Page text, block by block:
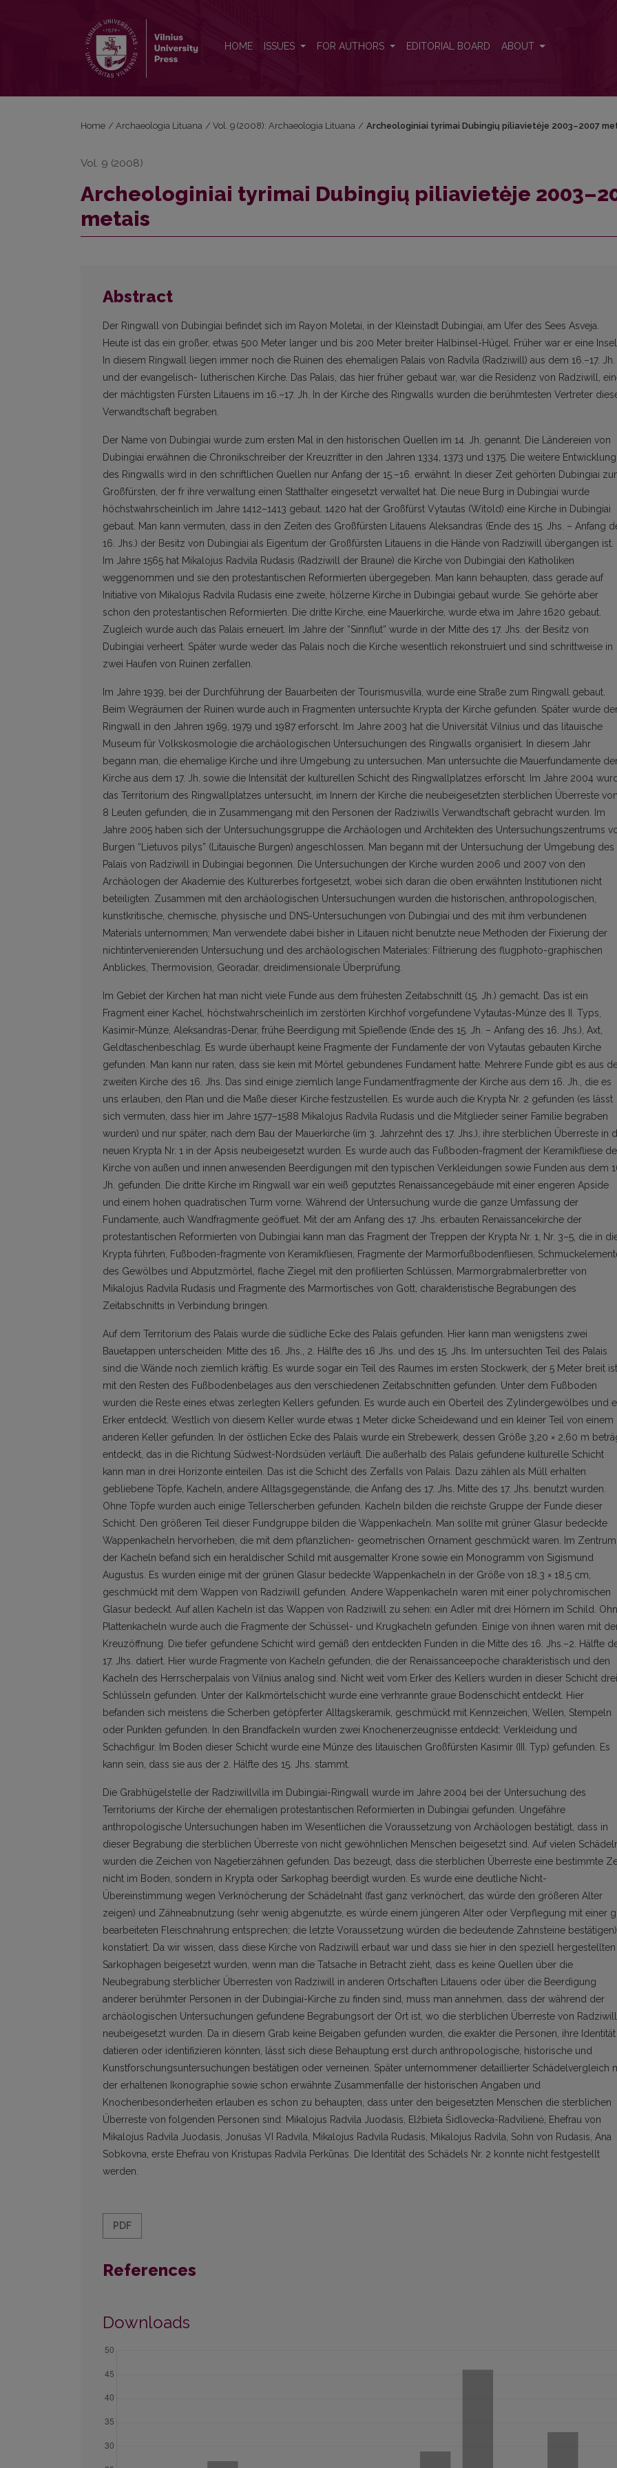
HOME ISSUES FOR AUTHORS EDITORIAL BOARD ABOUT
Home / Archaeologia Lituana / Vol. 9 (2008): Archaeologia Lituana / Archeologiniai tyrimai Dubingių piliavietėje 2003–2007
Vol. 9 (2008)
Archeologiniai tyrimai Dubingių piliavietėje
metais
Abstract
Der Ringwall von Dubingiai befindet sich im Rayon Moletai, in der Kleinstadt Dubingiai, am Ufer des Sees Asveja.
Heute ist das ein großer, etwas 500 Meter langer und bis 200 Meter breiter Halbinsel-Hügel. Früher war er eine
In diesem Ringwall liegen immer noch die Ruinen des ehemaligen Palais von Radvila (Radziwill) aus dem 16.–17. Jh.
und der evangelisch- lutherischen Kirche. Das Palais, das hier früher gebaut war, war die Residenz von Radziwill,
der mächtigsten Fürsten Litauens im 16.–17. Jh. In der Kirche des Ringwalls wurden die berühmtesten Vertreter
Verwandtschaft begraben.
Der Name von Dubingiai wurde zum ersten Mal in den historischen Quellen im 14. Jh. genannt. Die Ländereien von
Dubingiai erwähnen die Chronikschreiber der Kreuzritter in den Jahren 1334, 1373 und 1375. Die weitere Entwicklung
des Ringwalls wird in den schriftlichen Quellen nur Anfang der 15.–16. erwähnt. In dieser Zeit gehörten Dubingiai
Großfürsten, der fr ihre verwaltung einen Statthalter eingesetzt verwaltet hat. Die neue Burg in Dubingiai wurde
höchstwahrscheinlich im Jahre 1412–1413 gebaut. 1420 hat der Großfürst Vytautas (Witold) eine Kirche in Dubingiai
gebaut. Man kann vermuten, dass in den Zeiten des Großfürsten Litauens Aleksandras (Ende des 15. Jhs. – Anfang
16. Jhs.) der Besitz von Dubingiai als Eigentum der Großfürsten Litauens in die Hände von Radziwill übergangen ist.
Im Jahre 1565 hat Mikalojus Radvila Rudasis (Radziwill der Braune) die Kirche von Dubingiai den Katholiken
weggenommen und sie den protestantischen Reformierten übergegeben. Man kann behaupten, dass gerade auf
Initiative von Mikalojus Radvila Rudasis eine zweite, hölzerne Kirche in Dubingiai gebaut wurde. Sie gehörte aber
schon den protestantischen Reformierten. Die dritte Kirche, eine Mauerkirche, wurde etwa im Jahre 1620 gebaut.
Zugleich wurde auch das Palais erneuert. Im Jahre der “Sinnflut” wurde in der Mitte des 17. Jhs. der Besitz von
Dubingiai verheert. Später wurde weder das Palais noch die Kirche wesentlich rekonstruiert und sind schrittweise in
zwei Haufen von Ruinen zerfallen.
Im Jahre 1939, bei der Durchführung der Bauarbeiten der Tourismusvilla, wurde eine Straße zum Ringwall gebaut.
Beim Wegräumen der Ruinen wurde auch in Fragmenten untersuchte Krypta der Kirche gefunden. Später wurde
Ringwall in den Jahren 1969, 1979 und 1987 erforscht. Im Jahre 2003 hat die Universität Vilnius und das litauische
Museum für Volkskosmologie die archäologischen Untersuchungen des Ringwalls organisiert. In diesem Jahr
begann man, die ehemalige Kirche und ihre Umgebung zu untersuchen. Man untersuchte die Mauerfundamente
Kirche aus dem 17. Jh. sowie die Intensität der kulturellen Schicht des Ringwallplatzes erforscht. Im Jahre 2004
das Territorium des Ringwallplatzes untersucht, im Innern der Kirche die neubeigesetzten sterblichen Überreste von
8 Leuten gefunden, die in Zusammengang mit den Personen der Radziwills Verwandtschaft gebracht wurden. Im
Jahre 2005 haben sich der Untersuchungsgruppe die Archäologen und Architekten des Untersuchungszentrums
Burgen “Lietuvos pilys” (Litauische Burgen) angeschlossen. Man begann mit der Untersuchung der Umgebung des
Palais von Radziwill in Dubingiai begonnen. Die Untersuchungen der Kirche wurden 2006 und 2007 von den
Archäologen der Akademie des Kulturerbes fortgesetzt, wobei sich daran die oben erwähnten Institutionen nicht
beteiligten. Zusammen mit den archäologischen Untersuchungen wurden die historischen, anthropologischen,
kunstkritische, chemische, physische und DNS-Untersuchungen von Dubingiai und des mit ihm verbundenen
Materials unternommen; Man verwendete dabei bisher in Litauen nicht benutzte neue Methoden der Fixierung der
nichtintervenierenden Untersuchung und des archäologischen Materiales: Filtrierung des flugphoto-graphischen
Anblickes, Thermovision, Georadar, dreidimensionale Überprüfung.
Im Gebiet der Kirchen hat man nicht viele Funde aus dem frühesten Zeitabschnitt (15. Jh.) gemacht. Das ist ein
Fragment einer Kachel, höchstwahrscheinlich im zerstörten Kirchhof vorgefundene Vytautas-Münze des II. Typs,
Kasimir-Münze, Aleksandras-Denar, frühe Beerdigung mit Spießende (Ende des 15. Jh. – Anfang des 16. Jhs.), Axt,
Geldtaschenbeschlag. Es wurde überhaupt keine Fragmente der Fundamente der von Vytautas gebauten Kirche
gefunden. Man kann nur raten, dass sie kein mit Mörtel gebundenes Fundament hatte. Mehrere Funde gibt es aus
zweiten Kirche des 16. Jhs. Das sind einige ziemlich lange Fundamentfragmente der Kirche aus dem 16. Jh., die es
uns erlauben, den Plan und die Maße dieser Kirche festzustellen. Es wurde auch die Krypta Nr. 2 gefunden (es lässt
sich vermuten, dass hier im Jahre 1577–1588 Mikalojus Radvila Rudasis und die Mitglieder seiner Familie begraben
wurden) und nur später, nach dem Bau der Mauerkirche (im 3. Jahrzehnt des 17. Jhs.), ihre sterblichen Überreste in
neuen Krypta Nr. 1 in der Apsis neubeigesetzt wurden. Es wurde auch das Fußboden-fragment der Keramikfliese
Kirche von außen und innen anwesenden Beerdigungen mit den typischen Verkleidungen sowie Funden aus dem
Jh. gefunden. Die dritte Kirche im Ringwall war ein weiß geputztes Renaissancegebäude mit einer engeren Apside
und einem hohen quadratischen Turm vorne. Während der Untersuchung wurde die ganze Umfassung der
Fundamente, auch Wandfragmente geöffuet. Mit der am Anfang des 17. Jhs. erbauten Renaissancekirche der
protestantischen Reformierten von Dubingiai kann man das Fragment der Treppen der Krypta Nr. 1, Nr. 3–5, die in
Krypta führten, Fußboden-fragmente von Keramikfliesen, Fragmente der Marmorfußbodenfliesen,
des Gewölbes und Abputzmörtel, flache Ziegel mit den profilierten Schlüssen, Marmorgrabmalerbretter von
Mikalojus Radvila Rudasis und Fragmente des Marmortisches von Gott, charakteristische Begrabungen des
Zeitabschnitts in Verbindung bringen.
Auf dem Territorium des Palais wurde die südliche Ecke des Palais gefunden. Hier kann man wenigstens zwei
Bauetappen unterscheiden: Mitte des 16. Jhs., 2. Hälfte des 16 Jhs. und des 15. Jhs. Im untersuchten Teil des Palais
sind die Wände noch ziemlich kräftig. Es wurde sogar ein Teil des Raumes im ersten Stockwerk, der 5 Meter breit
mit den Resten des Fußbodenbelages aus den verschiedenen Zeitabschnitten gefunden. Unter dem Fußboden
wurden die Reste eines etwas zerlegten Kellers gefunden. Es wurde auch ein Oberteil des Zylindergewölbes und
Erker entdeckt. Westlich von diesem Keller wurde etwas 1 Meter dicke Scheidewand und ein kleiner Teil von einem
anderen Keller gefunden. In der östlichen Ecke des Palais wurde ein Strebewerk, dessen Größe 3,20 × 2,60 m
entdeckt, das in die Richtung Südwest-Nordsüden verläuft. Die außerhalb des Palais gefundene kulturelle Schicht
kann man in drei Horizonte einteilen. Das ist die Schicht des Zerfalls von Palais. Dazu zählen als Müll erhalten
gebliebene Töpfe, Kacheln, andere Alltagsgegenstände, die Anfang des 17. Jhs. Mitte des 17. Jhs. benutzt wurden.
Ohne Töpfe wurden auch einige Tellerscherben gefunden. Kacheln bilden die reichste Gruppe der Funde dieser
Schicht. Den größeren Teil dieser Fundgruppe bilden die Wappenkacheln. Man sollte mit grüner Glasur bedeckte
Wappenkacheln hervorheben, die mit dem pflanzlichen- geometrischen Ornament geschmückt waren. Im Zentrum
der Kacheln befand sich ein heraldischer Schild mit ausgemalter Krone sowie ein Monogramm von Sigismund
Augustus. Es wurden einige mit der grünen Glasur bedeckte Wappenkacheln in der Größe von 18,3 × 18,5 cm,
geschmückt mit dem Wappen von Radziwill gefunden. Andere Wappenkacheln waren mit einer polychromischen
Glasur bedeckt. Auf allen Kacheln ist das Wappen von Radziwill zu sehen: ein Adler mit drei Hörnern im Schild.
Plattenkacheln wurde auch die Fragmente der Schüssel- und Krugkacheln gefunden. Einige von ihnen waren mit
Kreuzöffnung. Die tiefer gefundene Schicht wird gemäß den entdeckten Funden in die Mitte des 16. Jhs.–2. Hälfte
17. Jhs. datiert. Hier wurde Fragmente von Kacheln gefunden, die der Renaissanceepoche charakteristisch und den
Kacheln des Herrscherpalais von Vilnius analog sind. Nicht weit vom Erker des Kellers wurden in dieser Schicht drei
Schlüsseln gefunden. Unter der Kalkmörtelschicht wurde eine verhrannte graue Bodenschicht entdeckt. Hier
befanden sich meistens die Scherben getöpferter Alltagskeramik, geschmückt mit Kennzeichen, Wellen, Stempeln
oder Punkten gefunden. In den Brandfackeln wurden zwei Knochenerzeugnisse entdeckt: Verkleidung und
Schachfigur. Im Boden dieser Schicht wurde eine Münze des litauischen Großfürsten Kasimir (III. Typ) gefunden. Es
kann sein, dass sie aus der 2. Hälfte des 15. Jhs. stammt.
Die Grabhügelstelle der Radziwillvilla im Dubingiai-Ringwall wurde im Jahre 2004 bei der Untersuchung des
Territoriums der Kirche der ehemaligen protestantischen Reformierten in Dubingiai gefunden. Ungefähre
anthropologische Untersuchungen haben im Wesentlichen die Voraussetzung von Archäologen bestätigt, dass in
dieser Begrabung die sterblichen Überreste von nicht gewöhnlichen Menschen beigesetzt sind. Auf vielen
wurden die Zeichen von Nagetierzähnen gefunden. Das bezeugt, dass die sterblichen Überreste eine bestimmte
nicht im Boden, sondern in Krypta oder Sarkophag beerdigt wurden. Es wurde eine deutliche Nicht-
Übereinstimmung wegen Verknöcherung der Schädelnaht (fast ganz verknöchert, das würde den größeren Alter
zeigen) und Zähneabnutzung (sehr wenig abgenutzte, es würde einem jüngeren Alter oder Verpflegung mit einer
bearbeiteten Fleischnahrung entsprechen; die letzte Voraussetzung würden die bedeutende Zahnsteine bestätigen)
konstatiert. Da wir wissen, dass diese Kirche von Radziwill erbaut war und dass sie hier in den speziell hergestellten
Sarkophagen beigesetzt wurden, wenn man die Tatsache in Betracht zieht, dass es keine Quellen über die
Neubegrabung sterblicher Überresten von Radziwill in anderen Ortschaften Litauens oder über die Beerdigung
anderer berühmter Personen in der Dubingiai-Kirche zu finden sind, muss man annehmen, dass der während der
archäologischen Untersuchungen gefundene Begrabungsort der Ort ist, wo die sterblichen Überreste von Radziwill
neubeigesetzt wurden. Da in diesem Grab keine Beigaben gefunden wurden, die exakter die Personen, ihre Identität
datieren oder identifizieren könnten, lässt sich diese Behauptung erst durch anthropologische, historische und
Kunstforschungsuntersuchungen bestätigen oder verneinen. Später unternommener detaillierter Schädelvergleich
der erhaltenen Ikonographie sowie schon erwähnte Zusammenfalle der historischen Angaben und
Knochenbesonderheiten erlauben es schon zu behaupten, dass unter den beigesetzten Menschen die sterblichen
Überreste von folgenden Personen sind: Mikalojus Radvila Juodasis, Elžbieta Šidlovecka-Radvilienė, Ehefrau von
Mikalojus Radvila Juodasis, Jonušas VI Radvila, Mikalojus Radvila Rudasis, Mikalojus Radvila, Sohn von Rudasis, Ana
Sobkovna, erste Ehefrau von Kristupas Radvila Perkūnas. Die Identität des Schädels Nr. 2 konnte nicht festgestellt
werden.
PDF
References
Downloads